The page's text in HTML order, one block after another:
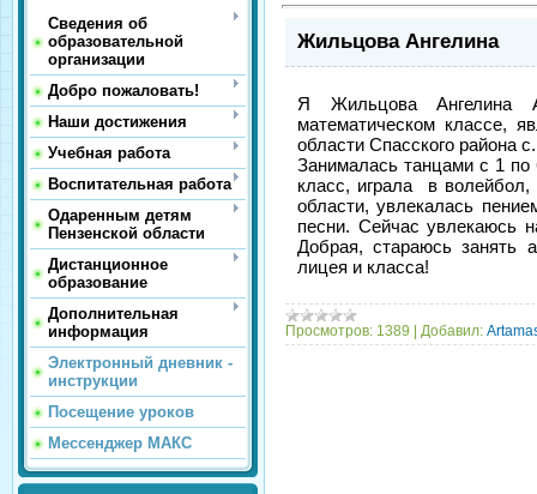
Сведения об
образовательной
организации
Добро пожаловать!
Наши достижения
Учебная работа
Воспитательная работа
Одаренным детям
Пензенской области
Дистанционное
образование
Дополнительная
информация
Электронный дневник -
инструкции
Посещение уроков
Мессенджер МАКС
Жильцова Ангелина
Я Жильцова Ангелина
математическом классе,
области Спасского района
Занималась танцами с 1
класс, играла в
области, увлекалась
песни. Сейчас увлекаюсь
Добрая, стараюсь занять
лицея и класса!
Просмотров: 1389 Добавил: